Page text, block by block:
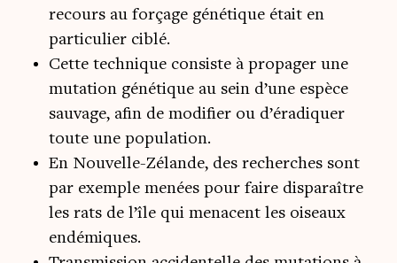
recours au forçage génétique était en
particulier ciblé.
Cette technique consiste à propager une
mutation génétique au sein d’une espèce
sauvage, afin de modifier ou d’éradiquer
toute une population.
En Nouvelle-Zélande, des recherches sont
par exemple menées pour faire disparaître
les rats de l’île qui menacent les oiseaux
endémiques.